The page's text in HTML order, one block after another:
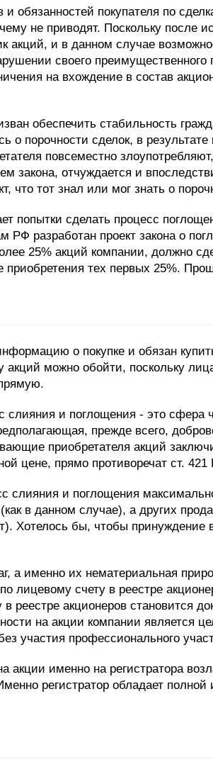
обязанностей покупателя по
не приводят. Поскольку после
акций, и в данном случае
своего
на вхождение в состав
обеспечить стабильность
о порочности сделок, в
повсеместно
закона, отчуждается и
что тот знал или мог знать о
попытки сделать процесс
разработан проект закона о
25% акций компании, должно
тех первых 25%.
о покупке и обязан
акций можно обойти, поскольку
слияния и поглощения - это сфера
прежде всего,
приобретателя акций
цене, прямо противоречат ст.
слияния и поглощения
в данном случае), а других
Хотелось бы, чтобы принуждение
а именно их нематериальная
лицевому счету в реестре
акционеров становится
на акции компании является
участия профессионального
акции именно на регистратора
регистратор обладает